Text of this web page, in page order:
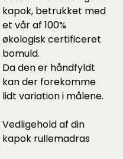
kapok, betrukket med
et vår af 100%
økologisk certificeret
bomuld.
Da den er håndfyldt
kan der forekomme
lidt variation i målene.
Vedligehold af din
kapok rullemadras